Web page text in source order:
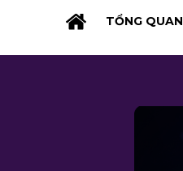
TỔNG QUAN